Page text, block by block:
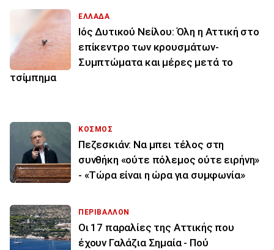
ΕΛΛΑΔΑ
Ιός Δυτικού Νείλου: Όλη η Αττική στο
επίκεντρο των κρουσμάτων-
Συμπτώματα και μέρες μετά το
τσίμπημα
ΚΟΣΜΟΣ
Πεζεσκιάν: Να μπει τέλος στη
συνθήκη «ούτε πόλεμος ούτε ειρήνη»
- «Τώρα είναι η ώρα για συμφωνία»
ΠΕΡΙΒΑΛΛΟΝ
Οι 17 παραλίες της Αττικής που
έχουν Γαλάζια Σημαία - Πού